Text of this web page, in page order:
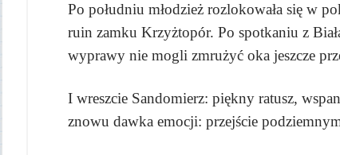
Po południu młodzież rozlokowała się w
ruin zamku Krzyżtopór. Po spotkaniu z
wyprawy nie mogli zmrużyć oka jeszcze
I wreszcie Sandomierz: piękny ratusz,
znowu dawka emocji: przejście